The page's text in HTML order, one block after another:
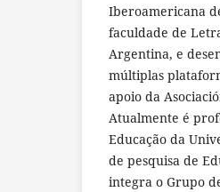
Iberoamericana
faculdade de
Argentina, e
múltiplas
apoio da
Atualmente é
Educação da
de pesquisa de
integra o Grupo